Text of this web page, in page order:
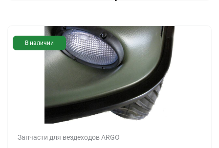
В наличии
Запчасти для вездеходов ARGO